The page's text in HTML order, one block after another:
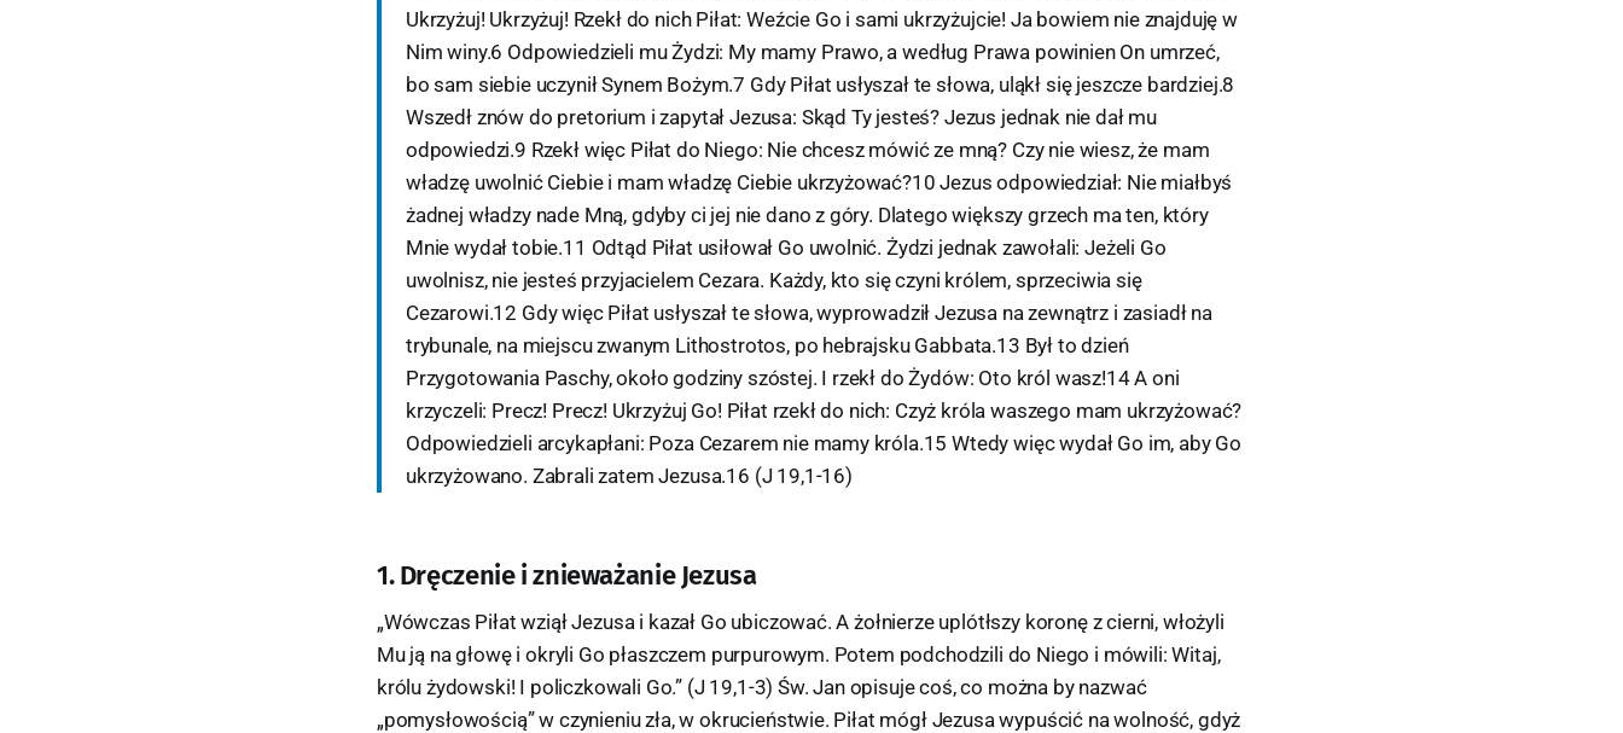
Ukrzyżuj! Ukrzyżuj! Rzekł do nich Piłat: Weźcie Go i sami ukrzyżujcie! Ja bowiem nie znajduję w
Nim winy.6 Odpowiedzieli mu Żydzi: My mamy Prawo, a według Prawa powinien On umrzeć,
bo sam siebie uczynił Synem Bożym.7 Gdy Piłat usłyszał te słowa, uląkł się jeszcze bardziej.8
Wszedł znów do pretorium i zapytał Jezusa: Skąd Ty jesteś? Jezus jednak nie dał mu
odpowiedzi.9 Rzekł więc Piłat do Niego: Nie chcesz mówić ze mną? Czy nie wiesz, że mam
władzę uwolnić Ciebie i mam władzę Ciebie ukrzyżować?10 Jezus odpowiedział: Nie miałbyś
żadnej władzy nade Mną, gdyby ci jej nie dano z góry. Dlatego większy grzech ma ten, który
Mnie wydał tobie.11 Odtąd Piłat usiłował Go uwolnić. Żydzi jednak zawołali: Jeżeli Go
uwolnisz, nie jesteś przyjacielem Cezara. Każdy, kto się czyni królem, sprzeciwia się
Cezarowi.12 Gdy więc Piłat usłyszał te słowa, wyprowadził Jezusa na zewnątrz i zasiadł na
trybunale, na miejscu zwanym Lithostrotos, po hebrajsku Gabbata.13 Był to dzień
Przygotowania Paschy, około godziny szóstej. I rzekł do Żydów: Oto król wasz!14 A oni
krzyczeli: Precz! Precz! Ukrzyżuj Go! Piłat rzekł do nich: Czyż króla waszego mam ukrzyżować?
Odpowiedzieli arcykapłani: Poza Cezarem nie mamy króla.15 Wtedy więc wydał Go im, aby Go
ukrzyżowano. Zabrali zatem Jezusa.16 (J 19,1-16)
1. Dręczenie i znieważanie Jezusa
„Wówczas Piłat wziął Jezusa i kazał Go ubiczować. A żołnierze uplótłszy koronę z cierni, włożyli
Mu ją na głowę i okryli Go płaszczem purpurowym. Potem podchodzili do Niego i mówili: Witaj,
królu żydowski! I policzkowali Go.” (J 19,1-3) Św. Jan opisuje coś, co można by nazwać
„pomysłowością” w czynieniu zła, w okrucieństwie. Piłat mógł Jezusa wypuścić na wolność, gdyż